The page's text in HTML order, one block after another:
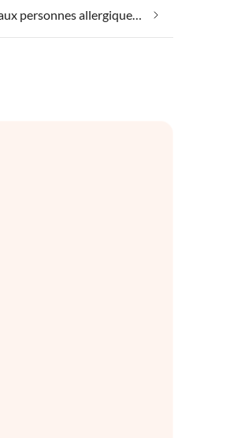
Convient aux personnes allergiques dans Courageux